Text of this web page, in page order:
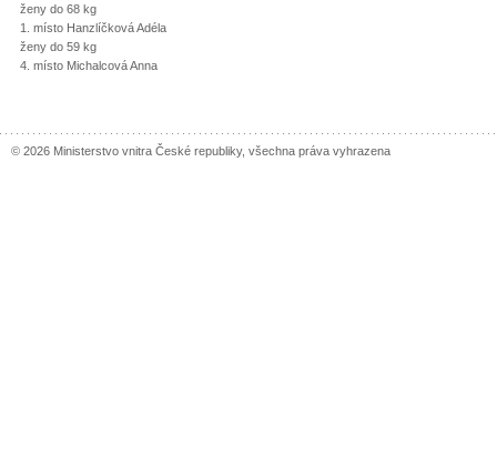
ženy do 68 kg
1. místo Hanzlíčková Adéla
ženy do 59 kg
4. místo Michalcová Anna
© 2026 Ministerstvo vnitra České republiky, všechna práva vyhrazena